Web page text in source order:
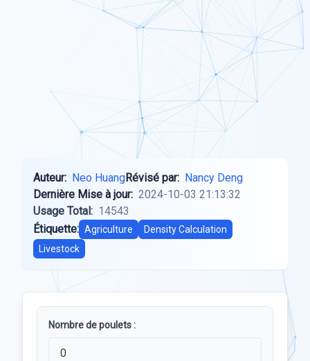
Auteur: Neo HuangRévisé par: Nancy Deng
Dernière Mise à jour: 2024-10-03 21:13:32
Usage Total: 14543
Étiquette: Agriculture
Density Calculation
Livestock
Nombre de poulets :